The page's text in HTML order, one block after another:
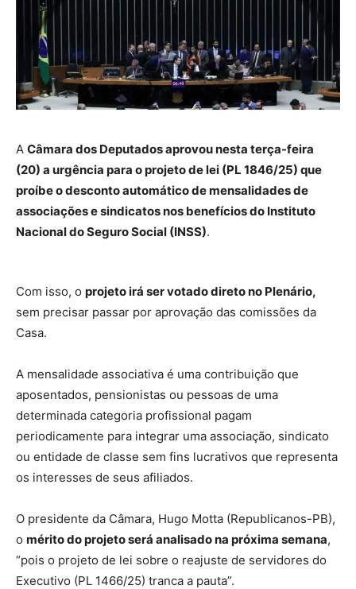
A Câmara dos Deputados aprovou nesta terça-feira
(20) a urgência para o projeto de lei (PL 1846/25) que
proíbe o desconto automático de mensalidades de
associações e sindicatos nos benefícios do Instituto
Nacional do Seguro Social (INSS).
Com isso, o projeto irá ser votado direto no Plenário,
sem precisar passar por aprovação das comissões da
Casa.
A mensalidade associativa é uma contribuição que
aposentados, pensionistas ou pessoas de uma
determinada categoria profissional pagam
periodicamente para integrar uma associação, sindicato
ou entidade de classe sem fins lucrativos que representa
os interesses de seus afiliados.
O presidente da Câmara, Hugo Motta (Republicanos-PB),
o mérito do projeto será analisado na próxima semana,
“pois o projeto de lei sobre o reajuste de servidores do
Executivo (PL 1466/25) tranca a pauta”.